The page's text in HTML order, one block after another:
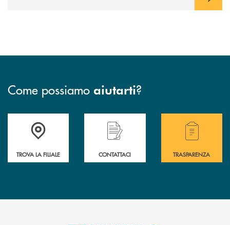
Come possiamo aiutarti?
Accedi all' elenco completo delle filiali .
TROVA LA FILIALE
Hai bisogno di assistenza immediata?
CONTATTACI
Hai bisogno di
TRASPARENZA